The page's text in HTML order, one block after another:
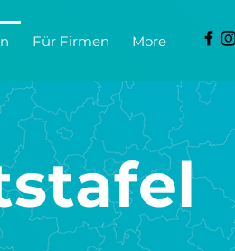
Für Firmen More